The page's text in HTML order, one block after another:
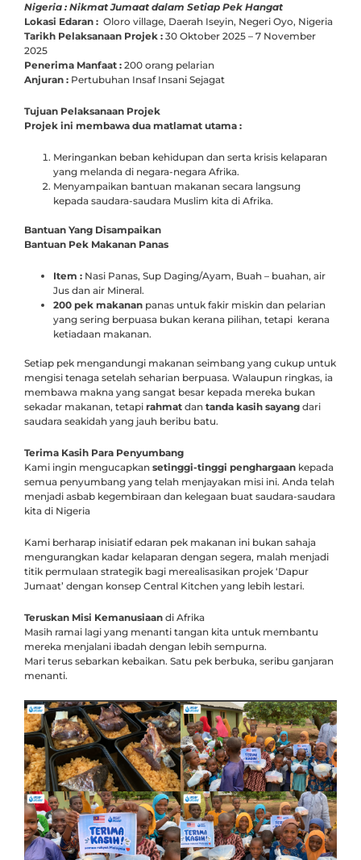
Nigeria : Nikmat Jumaat dalam Setiap Pek Hangat
Lokasi Edaran : Oloro village, Daerah Iseyin, Negeri Oyo, Nigeria
Tarikh Pelaksanaan Projek : 30 Oktober 2025 – 7 November
2025
Penerima Manfaat : 200 orang pelarian
Anjuran : Pertubuhan Insaf Insani Sejagat
Tujuan Pelaksanaan Projek
Projek ini membawa dua matlamat utama :
Meringankan beban kehidupan dan serta krisis kelaparan
yang melanda di negara-negara Afrika.
Menyampaikan bantuan makanan secara langsung
kepada saudara-saudara Muslim kita di Afrika.
Bantuan Yang Disampaikan
Bantuan Pek Makanan Panas
Item : Nasi Panas, Sup Daging/Ayam, Buah – buahan, air
Jus dan air Mineral.
200 pek makanan panas untuk fakir miskin dan pelarian
yang sering berpuasa bukan kerana pilihan, tetapi kerana
ketiadaan makanan.
Setiap pek mengandungi makanan seimbang yang cukup untuk
mengisi tenaga setelah seharian berpuasa. Walaupun ringkas, ia
membawa makna yang sangat besar kepada mereka bukan
sekadar makanan, tetapi rahmat dan tanda kasih sayang dari
saudara seakidah yang jauh beribu batu.
Terima Kasih Para Penyumbang
Kami ingin mengucapkan setinggi-tinggi penghargaan kepada
semua penyumbang yang telah menjayakan misi ini. Anda telah
menjadi asbab kegembiraan dan kelegaan buat saudara-saudara
kita di Nigeria
Kami berharap inisiatif edaran pek makanan ini bukan sahaja
mengurangkan kadar kelaparan dengan segera, malah menjadi
titik permulaan strategik bagi merealisasikan projek ‘Dapur
Jumaat’ dengan konsep Central Kitchen yang lebih lestari.
Teruskan Misi Kemanusiaan di Afrika
Masih ramai lagi yang menanti tangan kita untuk membantu
mereka menjalani ibadah dengan lebih sempurna.
Mari terus sebarkan kebaikan. Satu pek berbuka, seribu ganjaran
menanti.